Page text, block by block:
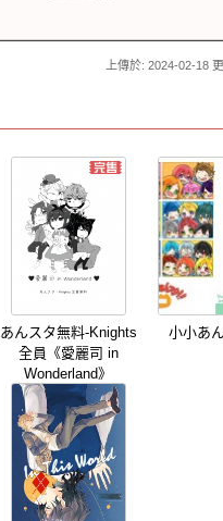
上傳於: 2024-02-18
あんスタ無料-Knights
全員《愛麗司 in
Wonderland》
小小あ